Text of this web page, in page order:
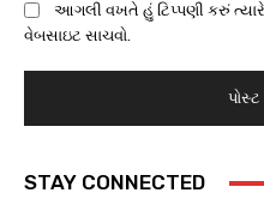
આગલી વખતે હું ટિપ્પણી કરું
વેબસાઇટ સાચવો.
STAY CONNECTED